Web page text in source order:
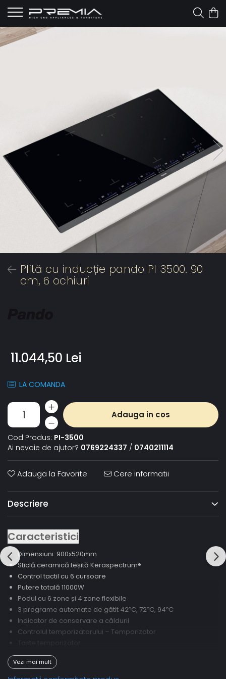
Plită cu inducție pando PI 3500. 90
cm, 6 ochiuri
11.044,50 Lei
LA COMANDA
Adauga in cos
Cod Produs: PI-3500
Ai nevoie de ajutor? 0769224337 / 0740211114
Adauga la Favorite Cere informatii
Descriere
Caracteristici
Dimensiuni: 900x520mm
Sticlă ceramică teșită Keraspectrum®
Control tactil cu 6 cursoare
Putere totală 11000W
Podul cu 6 zone și 4 zone flexibile
3 programe automate de gătit 42ºC, 72ºC, 94ºC
Indicator de conservare a căldurii
Controlul temporizatorului – Temporizator
Indicator de timp
Tasta Stop & Go
Funcția de blocare
Vezi mai mult